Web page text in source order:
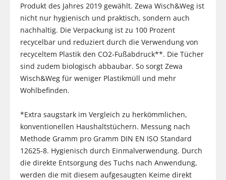
Produkt des Jahres 2019 gewählt. Zewa Wisch&Weg ist
nicht nur hygienisch und praktisch, sondern auch
nachhaltig. Die Verpackung ist zu 100 Prozent
recycelbar und reduziert durch die Verwendung von
recyceltem Plastik den CO2-Fußabdruck**. Die Tücher
sind zudem biologisch abbaubar. So sorgt Zewa
Wisch&Weg für weniger Plastikmüll und mehr
Wohlbefinden.
*Extra saugstark im Vergleich zu herkömmlichen,
konventionellen Haushaltstüchern. Messung nach
Methode Gramm pro Gramm DIN EN ISO Standard
12625-8. Hygienisch durch Einmalverwendung. Durch
die direkte Entsorgung des Tuchs nach Anwendung,
werden die mit diesem aufgesaugten Keime direkt